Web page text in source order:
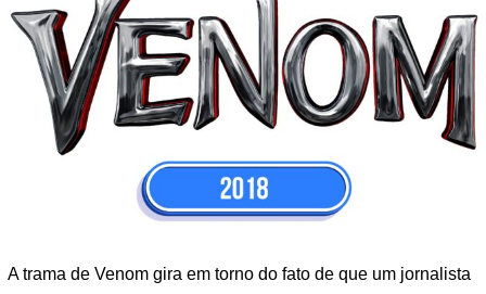
A trama de Venom gira em torno do fato de que um jornalista